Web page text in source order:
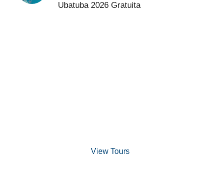
Ubatuba 2026 Gratuita
View Tours